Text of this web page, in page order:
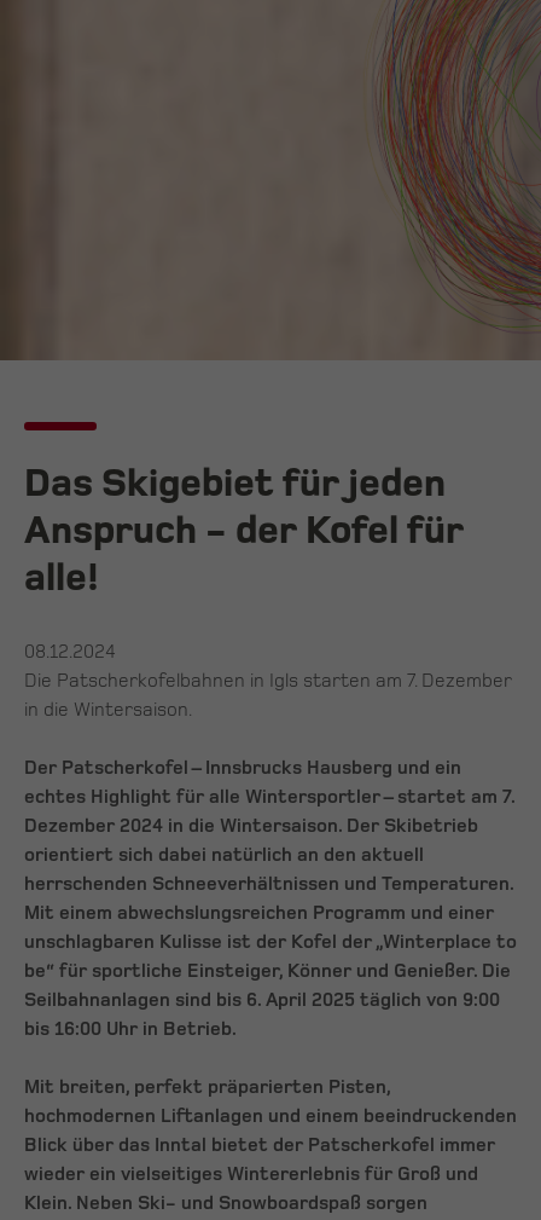
Das Skigebiet für jeden
Anspruch - der Kofel für
alle!
08.12.2024
Die Patscherkofelbahnen in Igls starten am 7. Dezember
in die Wintersaison.
Der Patscherkofel – Innsbrucks Hausberg und ein
echtes Highlight für alle Wintersportler – startet am 7.
Dezember 2024 in die Wintersaison. Der Skibetrieb
orientiert sich dabei natürlich an den aktuell
herrschenden Schneeverhältnissen und Temperaturen.
Mit einem abwechslungsreichen Programm und einer
unschlagbaren Kulisse ist der Kofel der „Winterplace to
be“ für sportliche Einsteiger, Könner und Genießer. Die
Seilbahnanlagen sind bis 6. April 2025 täglich von 9:00
bis 16:00 Uhr in Betrieb.
Mit breiten, perfekt präparierten Pisten,
hochmodernen Liftanlagen und einem beeindruckenden
Blick über das Inntal bietet der Patscherkofel immer
wieder ein vielseitiges Wintererlebnis für Groß und
Klein. Neben Ski- und Snowboardspaß sorgen